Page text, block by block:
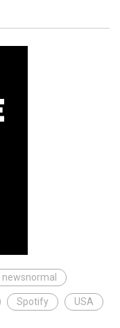
newsnormal
Spotify USA